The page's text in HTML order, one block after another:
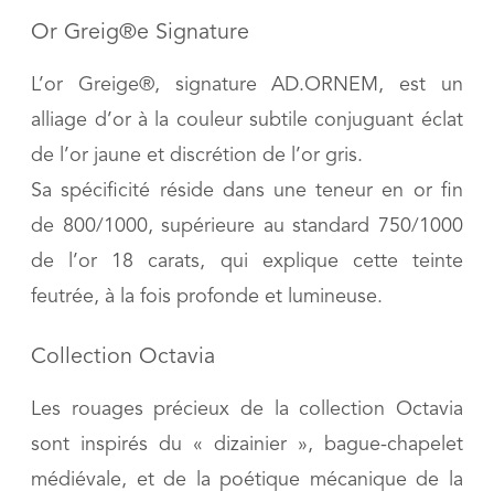
Or Greig®e Signature
L’or Greige®, signature AD.ORNEM, est un
alliage d’or à la couleur subtile conjuguant éclat
de l’or jaune et discrétion de l’or gris.
Sa spécificité réside dans une teneur en or fin
de 800/1000, supérieure au standard 750/1000
de l’or 18 carats, qui explique cette teinte
feutrée, à la fois profonde et lumineuse.
Collection Octavia
Les rouages précieux de la collection Octavia
sont inspirés du « dizainier », bague-chapelet
médiévale, et de la poétique mécanique de la